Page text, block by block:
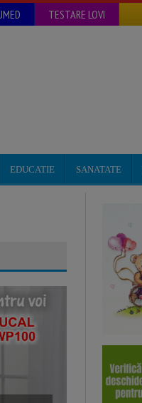
TESTARE LOVI
EDUCATIE SANATATE